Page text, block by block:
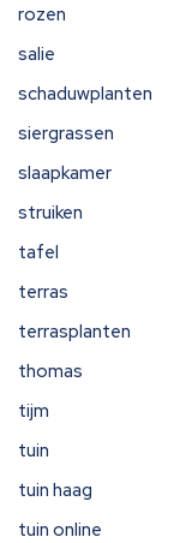
rozen
salie
schaduwplanten
siergrassen
slaapkamer
struiken
tafel
terras
terrasplanten
thomas
tijm
tuin
tuin haag
tuin online